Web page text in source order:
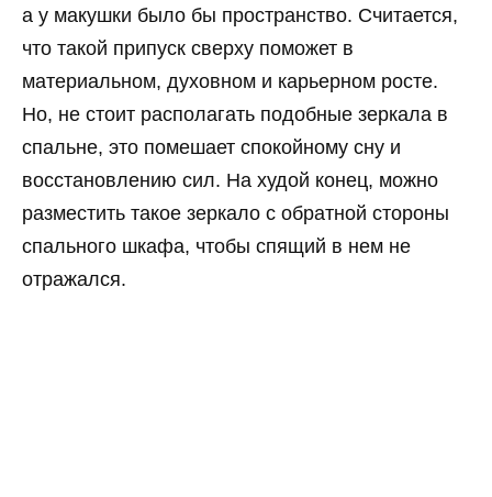
а у макушки было бы пространство. Считается,
что такой припуск сверху поможет в
материальном, духовном и карьерном росте.
Но, не стоит располагать подобные зеркала в
спальне, это помешает спокойному сну и
восстановлению сил. На худой конец, можно
разместить такое зеркало с обратной стороны
спального шкафа, чтобы спящий в нем не
отражался.